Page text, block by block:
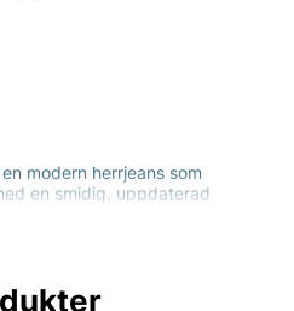
modern herrjeans som
en smidig, uppdaterad
smala ben i en slim fit skapar
som passar både vardag och
där 99% av materialet är